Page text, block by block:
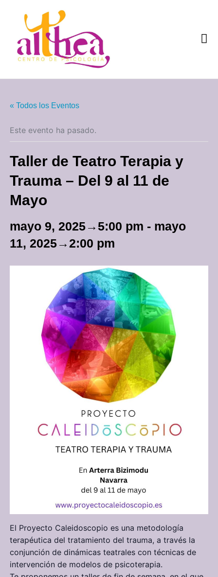
« Todos los Eventos
Este evento ha pasado.
Taller de Teatro Terapia y
Trauma – Del 9 al 11 de
Mayo
mayo 9, 2025→5:00 pm - mayo
11, 2025→2:00 pm
El Proyecto Caleidoscopio es una metodología
terapéutica del tratamiento del trauma, a través la
conjunción de dinámicas teatrales con técnicas de
intervención de modelos de psicoterapia.